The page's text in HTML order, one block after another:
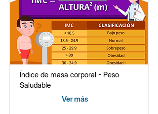
Índice de masa corporal - Peso
Saludable
Ver más